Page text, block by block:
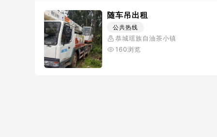
随车吊出租
公共热线
恭城瑶族自油茶小镇
160浏览